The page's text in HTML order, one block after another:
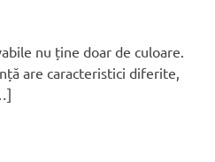
nu ține doar de culoare.
are caracteristici diferite,